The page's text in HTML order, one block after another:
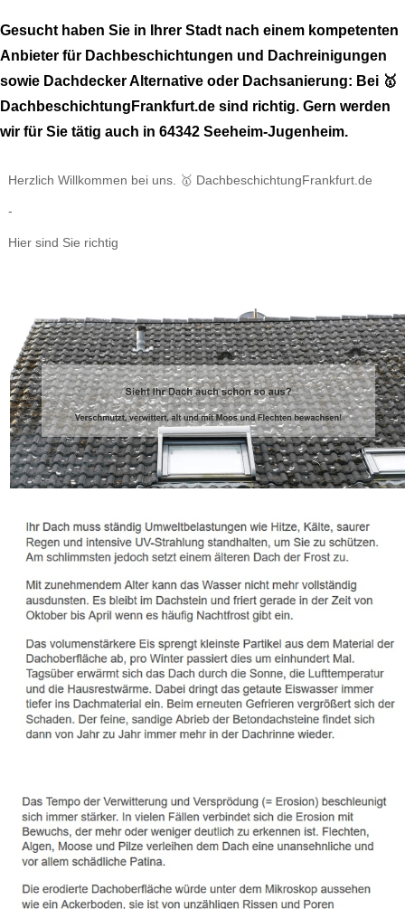
Gesucht haben Sie in Ihrer Stadt nach einem kompetenten
Anbieter für Dachbeschichtungen und Dachreinigungen
sowie Dachdecker Alternative oder Dachsanierung: Bei 🥇
DachbeschichtungFrankfurt.de sind richtig. Gern werden
wir für Sie tätig auch in 64342 Seeheim-Jugenheim.
Herzlich Willkommen bei uns. 🥇 DachbeschichtungFrankfurt.de
-
Hier sind Sie richtig